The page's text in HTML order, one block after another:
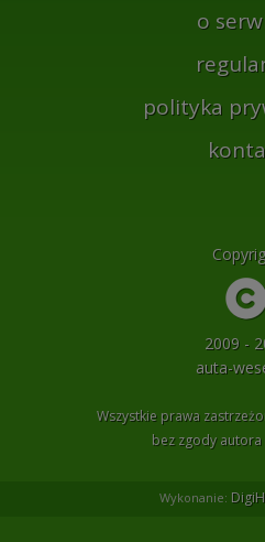
o
polityka
2009 -
auta-
Wszystkie prawa
bez zgody
Wykonanie: